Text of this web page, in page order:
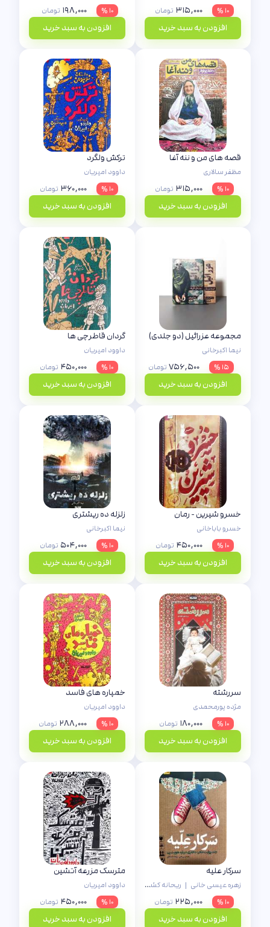
۱۰ %
۳۱۵,۰۰۰ تومان
افزودن به سبد خرید
۱۰ %
۱۹۸,۰۰۰ تومان
افزودن به سبد خرید
قصه های من و ننه آغا
مظفر سالاری
۱۰ %
۳۱۵,۰۰۰ تومان
افزودن به سبد خرید
ترکش ولگرد
داوود امیریان
۱۰ %
۳۶۰,۰۰۰ تومان
افزودن به سبد خرید
مجموعه عزرائیل (دو جلدی)
نیما اکبرخانی
۱۵ %
۷۵۶,۵۰۰ تومان
افزودن به سبد خرید
گردان قاطرچی ها
داوود امیریان
۱۰ %
۴۵۰,۰۰۰ تومان
افزودن به سبد خرید
خسرو شیرین - رمان
خسرو باباخانی
۱۰ %
۴۵۰,۰۰۰ تومان
افزودن به سبد خرید
زلزله ده ریشتری
نیما اکبرخانی
۱۰ %
۵۰۴,۰۰۰ تومان
افزودن به سبد خرید
سررشته
مژده پورمحمدی
۱۰ %
۱۸۰,۰۰۰ تومان
افزودن به سبد خرید
خمپاره های فاسد
داوود امیریان
۱۰ %
۲۸۸,۰۰۰ تومان
افزودن به سبد خرید
سرکار علیه
زهره عیسی خانی | ریحانه کشتکاران
۱۰ %
۲۲۵,۰۰۰ تومان
افزودن به سبد خرید
مترسک مزرعه آتشین
داوود امیریان
۱۰ %
۴۵۰,۰۰۰ تومان
افزودن به سبد خرید